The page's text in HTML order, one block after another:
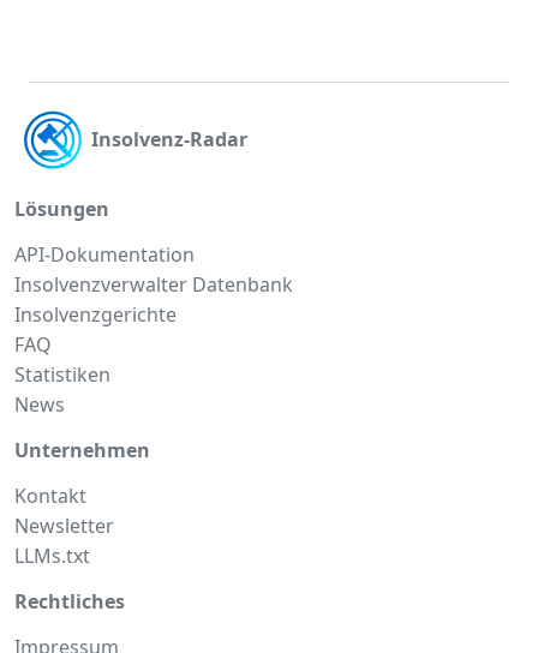
Insolvenz-Radar
Lösungen
API-Dokumentation
Insolvenzverwalter Datenbank
Insolvenzgerichte
FAQ
Statistiken
News
Unternehmen
Kontakt
Newsletter
LLMs.txt
Rechtliches
Impressum